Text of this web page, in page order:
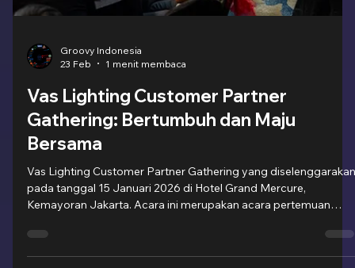
ABB Motion Employee Townhall :
Interaktif Berdiskusi
ABB Motion Employee Townhall hadir sebagai forum interaktif
yang sangat berguna bagi para karyawan. Selain menerima
sebuah momen di mana para karyawan bertukar pikiran dan
pengalaman dengan para petinggi perusahaan. Ruang diskusi
ini menjadi tempat dimana semua orang bisa saling belajar
dengan satu sama lain, dikarenakan pemaparan dan penjelasan
forum ini b